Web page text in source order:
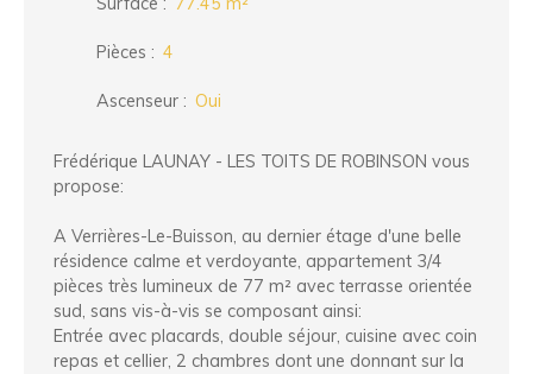
Pièces : 4
Ascenseur : Oui
Frédérique LAUNAY - LES TOITS DE ROBINSON vous
propose:
A Verrières-Le-Buisson, au dernier étage d'une belle
résidence calme et verdoyante, appartement 3/4
pièces très lumineux de 77 m² avec terrasse orientée
sud, sans vis-à-vis se composant ainsi:
Entrée avec placards, double séjour, cuisine avec coin
repas et cellier, 2 chambres dont une donnant sur la